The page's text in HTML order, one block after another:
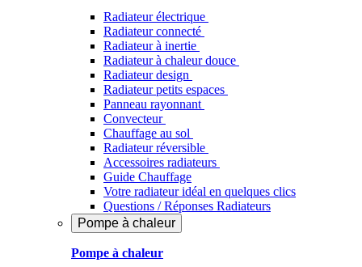
Radiateur électrique
Radiateur connecté
Radiateur à inertie
Radiateur à chaleur douce
Radiateur design
Radiateur petits espaces
Panneau rayonnant
Convecteur
Chauffage au sol
Radiateur réversible
Accessoires radiateurs
Guide Chauffage
Votre radiateur idéal en quelques clics
Questions / Réponses Radiateurs
Pompe à chaleur
Pompe à chaleur